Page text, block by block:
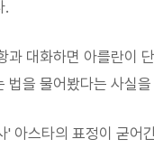
.
과 대화하면 아를란이
법을 물어봤다는 사실
' 아스타의 표정이 굳어